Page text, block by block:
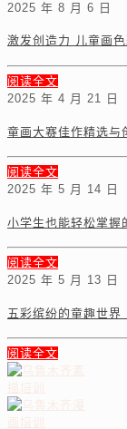
2025 年 8 月 6 日
激发创造力 儿童画
阅读全文
2025 年 4 月 21 日
童画大赛佳作精选与
阅读全文
2025 年 5 月 14 日
小学生也能轻松掌握
阅读全文
2025 年 5 月 13 日
五彩缤纷的童趣世界
阅读全文